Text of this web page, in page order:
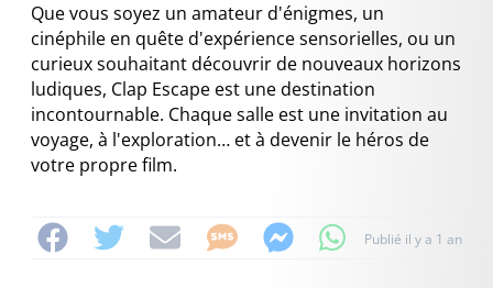
Que vous soyez un amateur d'énigmes, un
cinéphile en quête d'expérience sensorielles, ou un
curieux souhaitant découvrir de nouveaux horizons
ludiques, Clap Escape est une destination
incontournable. Chaque salle est une invitation au
voyage, à l'exploration… et à devenir le héros de
votre propre film.
Publié il y a 1 an